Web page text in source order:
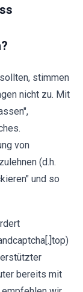
stimmen
nicht zu. Mit
von
(d.h.
und so
bereits mit